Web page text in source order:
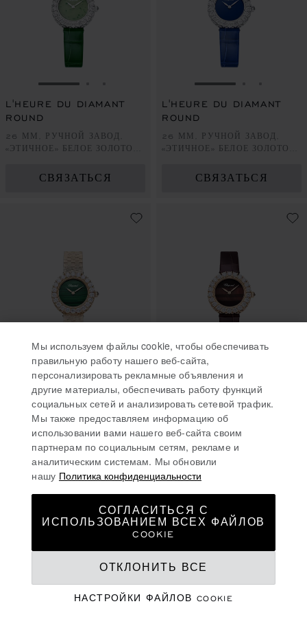
ПЕРЕЙТИ К СЛАЙДУ 1
ПЕРЕЙТИ К СЛАЙДУ 2
ПЕРЕЙТИ К СЛАЙДУ 3
L'HEURE DU DIAMANT
ROUND
26 ММ, РУЧНОЙ ЗАВОД,
«ЭТИЧНОЕ» БЕЛОЕ ЗОЛОТО,
СВЯЗАТЬСЯ
ПЕРЕЙТИ К
L'HEURE DU DIAMANT
ROUND
26 ММ, РУЧНОЙ ЗАВОД,
«ЭТИЧНОЕ» БЕЛОЕ ЗОЛОТО,
СВЯЗАТЬСЯ
ПЕРЕЙТИ К СЛАЙДУ 1
ПЕРЕЙТИ К СЛАЙДУ 2
ПЕРЕЙТИ К СЛАЙДУ 3
L'HEURE DU DIAMANT
ROUND
26 ММ, РУЧНОЙ ЗАВОД,
«ЭТИЧНОЕ» РОЗОВОЕ
ЗОЛОТО, БРИЛЛИАНТЫ
СВЯЗАТЬСЯ
ПЕРЕЙТИ К
L'HEURE DU DIAMANT
ROUND
26 ММ, РУЧНОЙ ЗАВОД,
«ЭТИЧНОЕ» РОЗОВОЕ
ЗОЛОТО, БРИЛЛИАНТЫ
СВЯЗАТЬСЯ
КОЛ-ВО ПОКАЗАННЫХ ИЗДЕЛИЙ:8ИЗ 39
ЗАГРУЗИТЬ БОЛЬШЕ
Мы используем файлы cookie, чтобы обеспечивать
правильную работу нашего веб-сайта,
персонализировать рекламные объявления и
другие материалы, обеспечивать работу функций
социальных сетей и анализировать сетевой трафик.
Мы также предоставляем информацию об
использовании вами нашего веб-сайта своим
партнерам по социальным сетям, рекламе и
аналитическим системам. Мы обновили
нашу Политика конфиденциальности
НАСТРОЙКИ ФАЙЛОВ COOKIE
ОТКЛОНИТЬ ВСЕ
СОГЛАСИТЬСЯ С
ИСПОЛЬЗОВАНИЕМ ВСЕХ ФАЙЛОВ
COOKIE